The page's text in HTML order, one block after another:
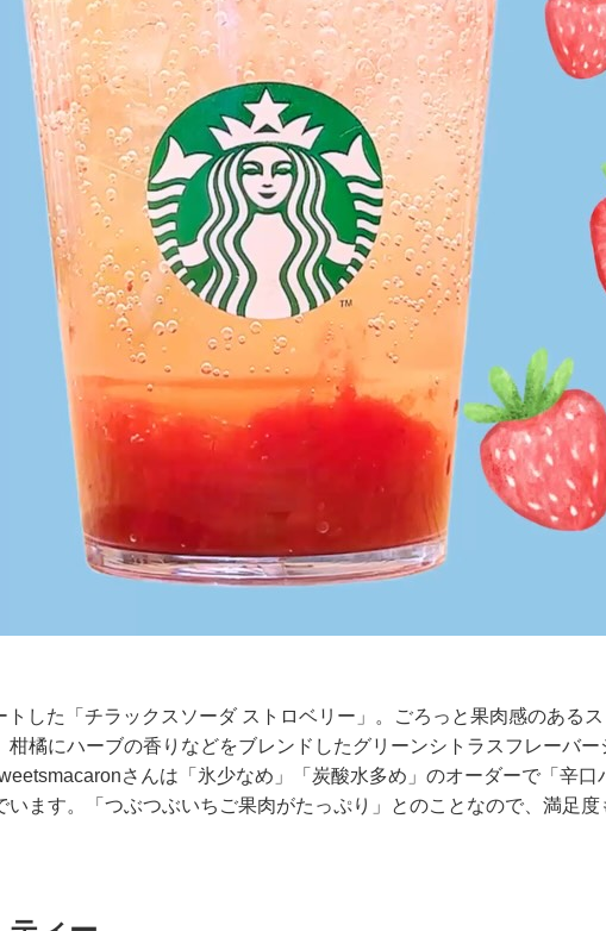
トした「チラックスソーダ ストロベリー」。ごろっと果肉感のあるス
柑橘にハーブの香りなどをブレンドしたグリーンシトラスフレーバー
さんは「氷少なめ」「炭酸水多め」のオーダーで「辛口
います。「つぶつぶいちご果肉がたっぷり」とのことなので、満足度